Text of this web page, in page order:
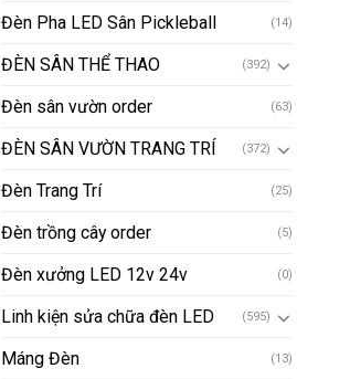
Đèn Pha LED Sân Pickleball (14)
ĐÈN SÂN THỂ THAO (392)
Đèn sân vườn order (63)
ĐÈN SÂN VƯỜN TRANG TRÍ (372)
Đèn Trang Trí (25)
Đèn trồng cây order (5)
Đèn xưởng LED 12v 24v (0)
Linh kiện sửa chữa đèn LED (595)
Máng Đèn (13)